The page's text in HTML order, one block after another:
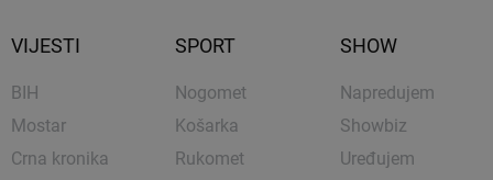
VIJESTI
BIH
Mostar
Crna kronika
SPORT
Nogomet
Košarka
Rukomet
SHOW
Napredujem
Showbiz
Uređujem